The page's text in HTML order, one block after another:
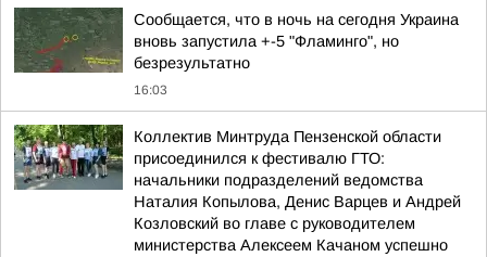
Сообщается, что в ночь на сегодня Украина
вновь запустила +-5 "Фламинго", но
безрезультатно
16:03
Коллектив Минтруда Пензенской области
присоединился к фестивалю ГТО:
начальники подразделений ведомства
Наталия Копылова, Денис Варцев и Андрей
Козловский во главе с руководителем
министерства Алексеем Качаном успешно